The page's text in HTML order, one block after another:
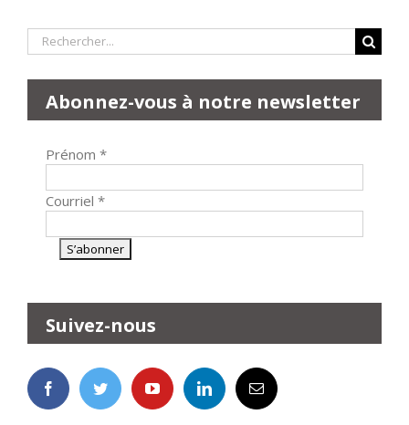
Rechercher:
Abonnez-vous à notre newsletter
Prénom *
Courriel *
Suivez-nous